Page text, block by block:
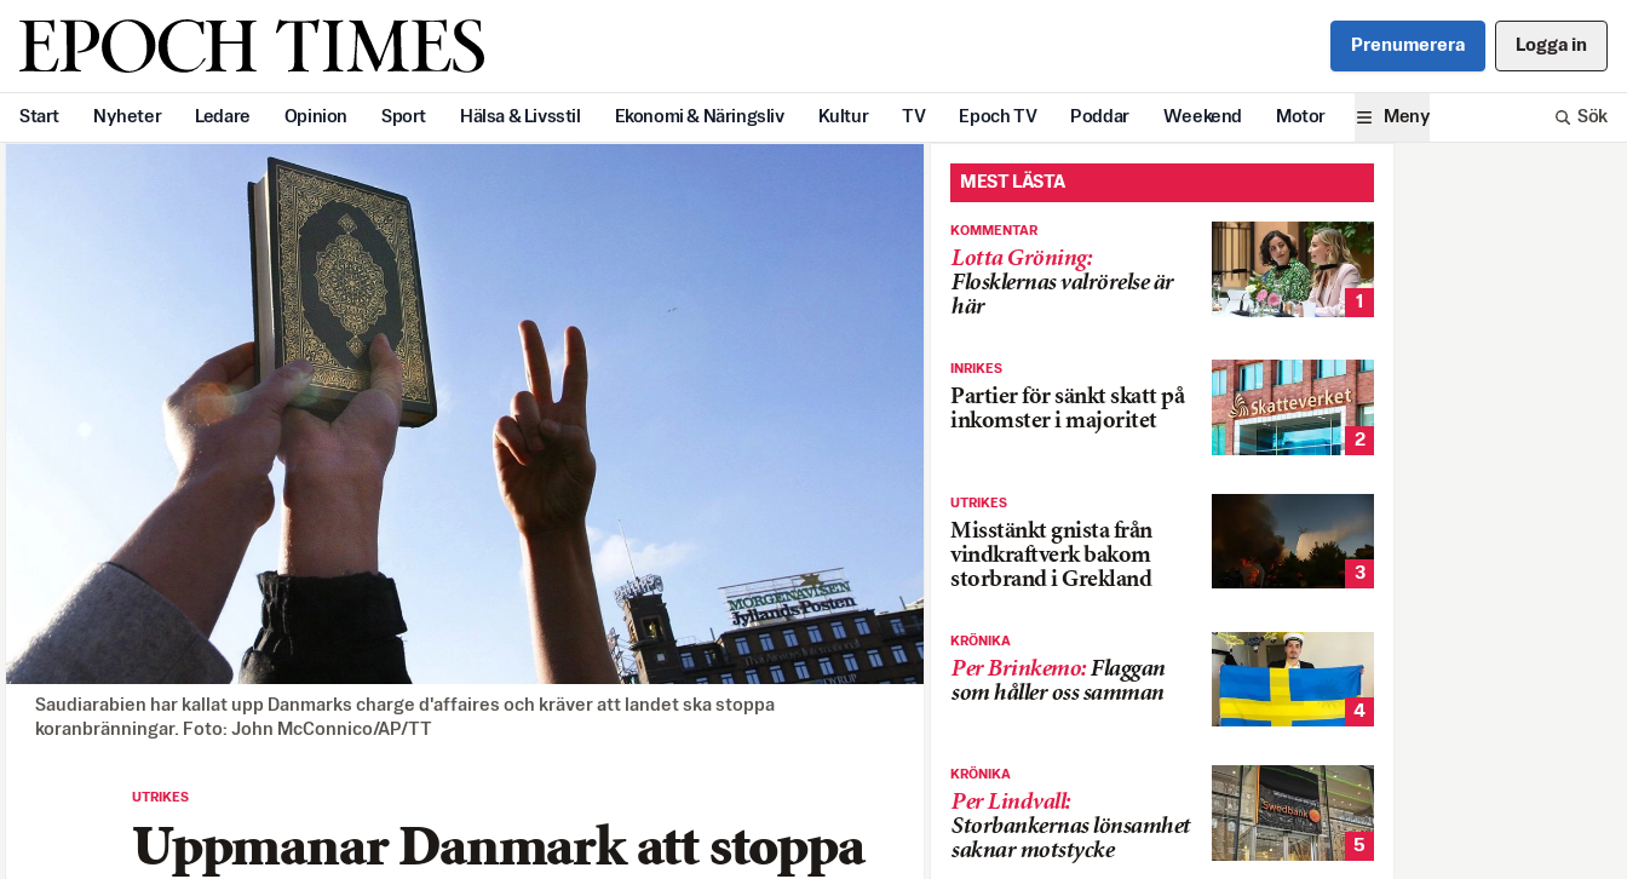
Svenska Epoch Times Prenumerera Logga in
Start Nyheter Ledare Opinion Sport Hälsa & Livsstil Ekonomi & Näringsliv Kultur TV Epoch TV Poddar Weekend Motor Meny Sök
Saudiarabien har kallat upp Danmarks charge d'affaires och kräver att landet ska stoppa
koranbränningar. Foto: John McConnico/AP/TT
UTRIKES
Uppmanar Danmark att stoppa
MEST LÄSTA
KOMMENTAR
Lotta Gröning:
Flosklernas valrörelse är
här
1
INRIKES
Partier för sänkt skatt på
inkomster i majoritet
2
UTRIKES
Misstänkt gnista från
vindkraftverk bakom
storbrand i Grekland
3
KRÖNIKA
Per Brinkemo:Flaggan
som håller oss samman
4
KRÖNIKA
Per Lindvall:
Storbankernas lönsamhet
saknar motstycke
5